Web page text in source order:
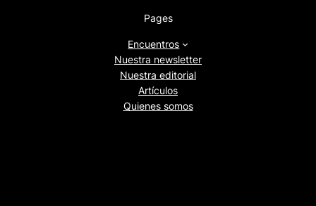
Pages
Encuentros
Nuestra newsletter
Nuestra editorial
Artículos
Quienes somos